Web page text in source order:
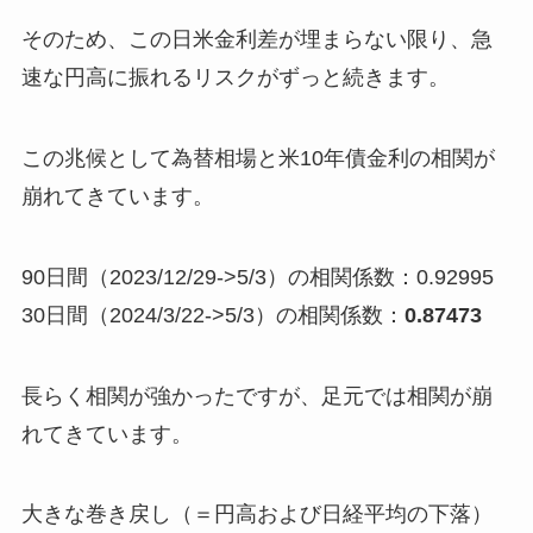
そのため、この日米金利差が埋まらない限り、急
速な円高に振れるリスクがずっと続きます。
この兆候として為替相場と米10年債金利の相関が
崩れてきています。
90日間（2023/12/29->5/3）の相関係数：0.92995
30日間（2024/3/22->5/3）の相関係数： 0.87473
長らく相関が強かったですが、足元では相関が崩
れてきています。
大きな巻き戻し（＝円高および日経平均の下落）